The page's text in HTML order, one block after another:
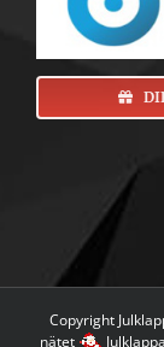
Copyright
nätet